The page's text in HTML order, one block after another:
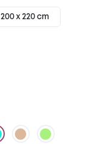
200 x 220 cm